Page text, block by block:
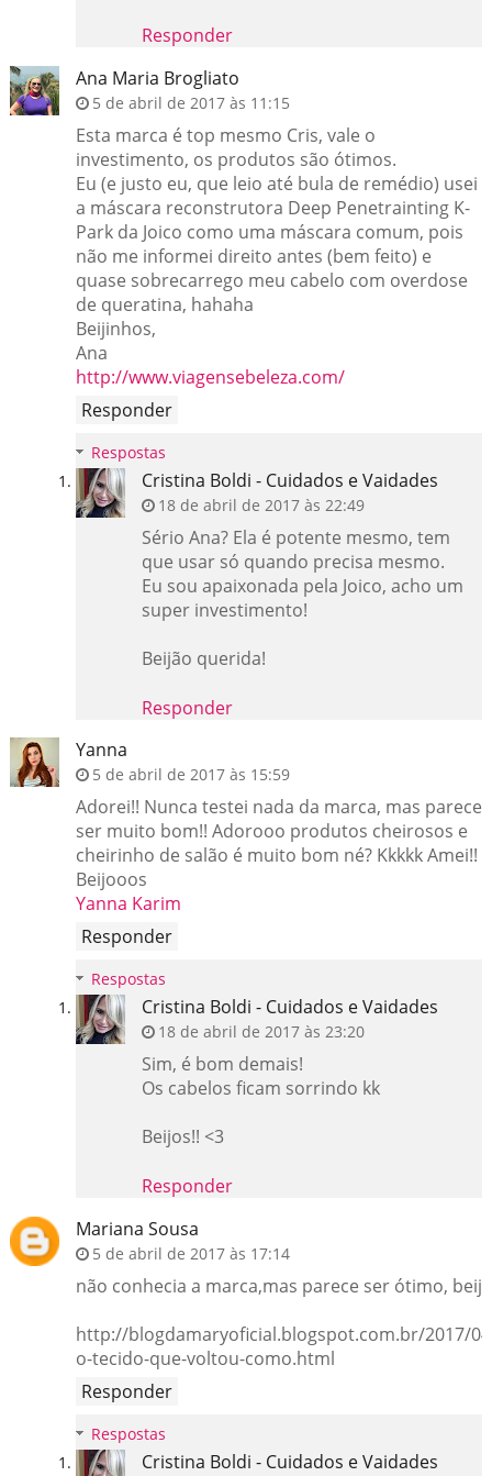
Responder
Ana Maria Brogliato
5 de abril de 2017 às 11:15
Esta marca é top mesmo Cris, vale o
investimento, os produtos são ótimos.
Eu (e justo eu, que leio até bula de remédio) usei
a máscara reconstrutora Deep Penetrainting K-
Park da Joico como uma máscara comum, pois
não me informei direito antes (bem feito) e
quase sobrecarrego meu cabelo com overdose
de queratina, hahaha
Beijinhos,
Ana
http://www.viagensebeleza.com/
Responder
Respostas
Cristina Boldi - Cuidados e Vaidades
18 de abril de 2017 às 22:49
Sério Ana? Ela é potente mesmo, tem
que usar só quando precisa mesmo.
Eu sou apaixonada pela Joico, acho um
super investimento!
Beijão querida!
Responder
Yanna
5 de abril de 2017 às 15:59
Adorei!! Nunca testei nada da marca, mas parece
ser muito bom!! Adorooo produtos cheirosos e
cheirinho de salão é muito bom né? Kkkkk Amei!!
Beijooos
Yanna Karim
Responder
Respostas
Cristina Boldi - Cuidados e Vaidades
18 de abril de 2017 às 23:20
Sim, é bom demais!
Os cabelos ficam sorrindo kk
Beijos!! <3
Responder
Mariana Sousa
5 de abril de 2017 às 17:14
não conhecia a marca,mas parece ser ótimo,
http://blogdamaryoficial.blogspot.com.br/2017/
o-tecido-que-voltou-como.html
Responder
Respostas
Cristina Boldi - Cuidados e Vaidades